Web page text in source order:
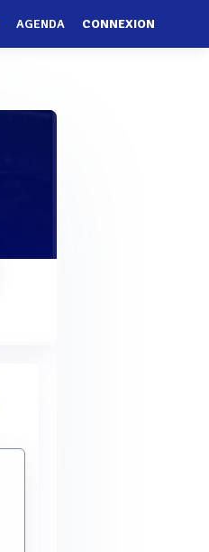
AGENDA CONNEXION